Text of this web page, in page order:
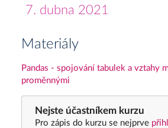
7. dubna 2021
Materiály
Pandas - spojování tabulek a vztahy
proměnnými
Nejste účastníkem kurzu
Pro zápis do kurzu se nejprve